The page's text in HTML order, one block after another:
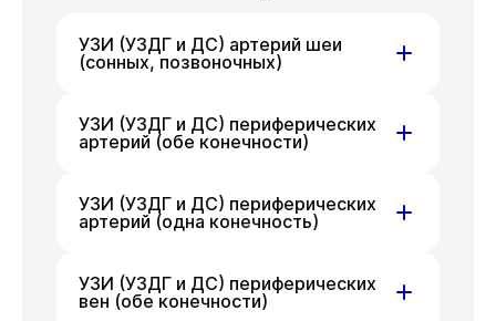
УЗИ (УЗДГ и ДС) артерий шеи
(сонных, позвоночных)
ул. Гоголя,
д. 42
ул. Писарева,
д. 68
На данный момент запись
недоступна, приносим извинения
Вы можете связаться
с администратором клиники
УЗИ (УЗДГ и ДС) периферических
артерий (обе конечности)
ул. Писарева,
д. 68
ул. Гоголя,
д. 42
На данный момент запись
недоступна, приносим извинения
УЗИ (УЗДГ и ДС) периферических
артерий (одна конечность)
ул. Писарева,
д. 68
ул. Гоголя,
УЗИ (УЗДГ и ДС) периферических
вен (обе конечности)